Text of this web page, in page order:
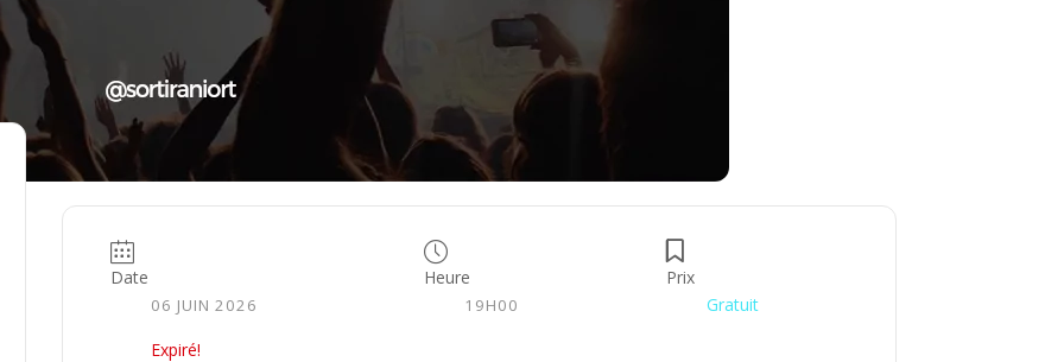
Date
06 JUIN 2026
Expiré!
Heure
19H00
Prix
Gratuit